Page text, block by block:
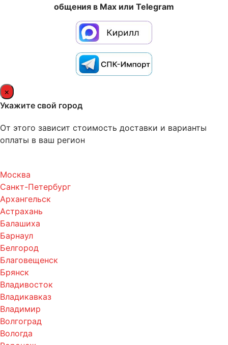
общения в Max или Telegram
×
Укажите свой город
От этого зависит стоимость доставки и варианты
оплаты в ваш регион
Москва
Санкт-Петербург
Архангельск
Астрахань
Балашиха
Барнаул
Белгород
Благовещенск
Брянск
Владивосток
Владикавказ
Владимир
Волгоград
Вологда